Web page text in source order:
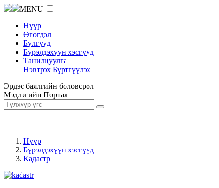
MENU
Нүүр
Өгөгдөл
Бүлгүүд
Бүрэлдэхүүн хэсгүүд
Танилцуулга
Нэвтрэх Бүртгүүлэх
Эрдэс баялгийн боловсрол
Мэдлэгийн Портал
Нүүр
Бүрэлдэхүүн хэсгүүд
Кадастр